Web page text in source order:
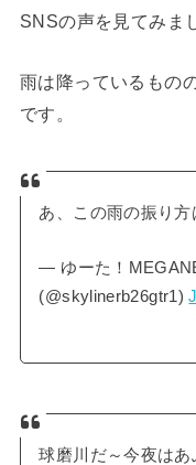
SNSの声を見てみま
雨は降っているもの
です。
あ、この雨の振り
— ゆーた！
(@skylinerb26gtr1)
球磨川だ～今夜は